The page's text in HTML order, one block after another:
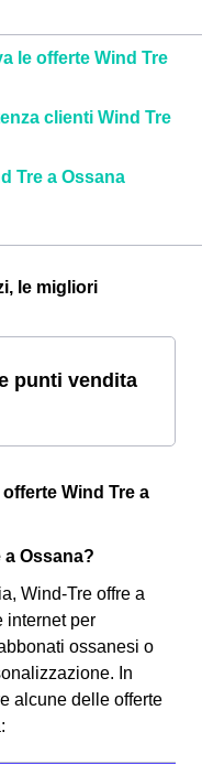
le offerte Wind Tre
clienti Wind Tre
Tre a Ossana
le migliori
punti vendita
Wind Tre a
a Ossana?
Wind-Tre offre a
internet per
ossanesi o
In
alcune delle offerte